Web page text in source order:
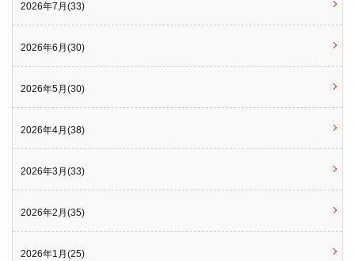
2026年7月(33)
2026年6月(30)
2026年5月(30)
2026年4月(38)
2026年3月(33)
2026年2月(35)
2026年1月(25)